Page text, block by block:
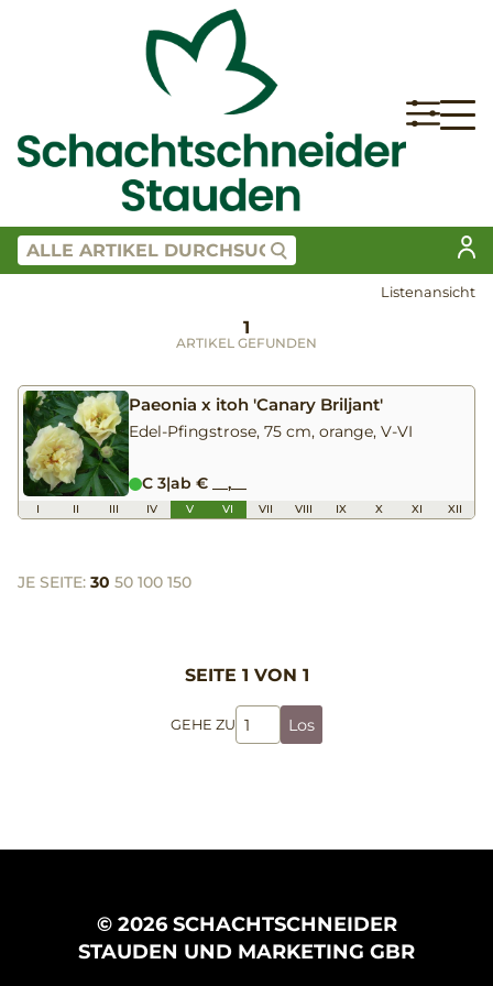
Listenansicht
1
ARTIKEL GEFUNDEN
Paeonia x itoh 'Canary Briljant'
Edel-Pfingstrose, 75 cm, orange, V-VI
C 3|ab € __,__
I II III IV V VI VII VIII IX X XI XII
JE SEITE: 30 50 100 150
SEITE 1 VON 1
GEHE ZU Los
© 2026 SCHACHTSCHNEIDER
STAUDEN UND MARKETING GBR